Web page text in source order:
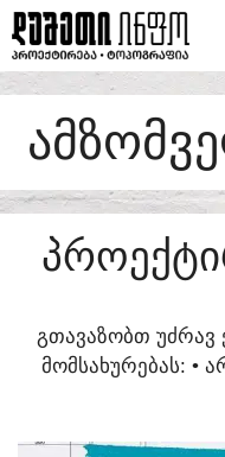
SKIP
TO
CONTENT
ᲒᲗᲐᲕᲐᲖᲝᲑᲗ ᲣᲫᲠᲐᲕ
ᲛᲝᲛᲡᲐᲮᲣᲠᲔᲑᲐᲡ:​ •